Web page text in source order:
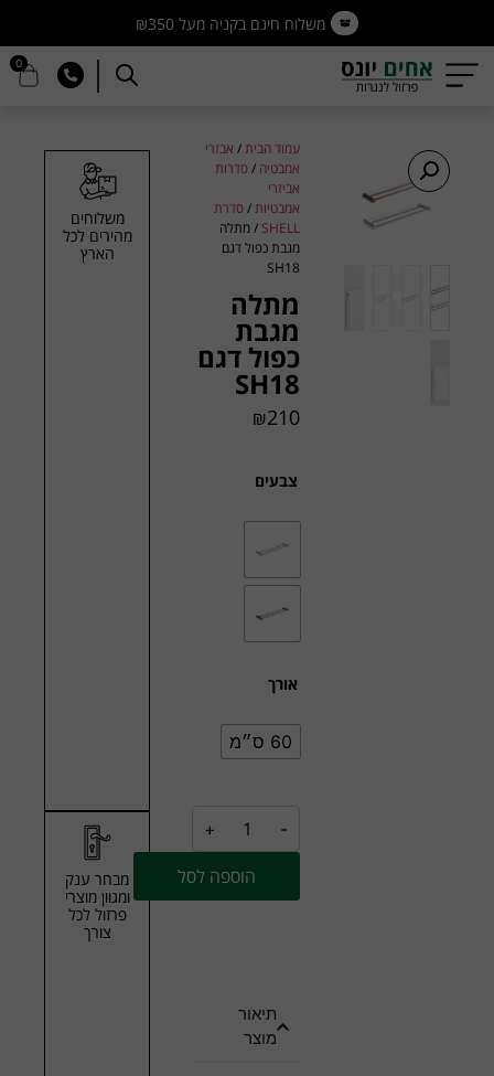
משלוח חינם בקניה מעל ₪350
0
משלוחים
מהירים לכל
הארץ
מבחר ענק
ומגוון מוצרי
פרזול לכל
צורך
עמוד הבית/ אבזרי
אמבטיה /סדרות
אביזרי
אמבטיות/סדרת
SHELL / מתלה
מגבת כפול דגם
SH18
מתלה
מגבת
כפול דגם
SH18
₪210
צבעים
אורך
60 ס״מ
-
+
הוספה לסל
תיאור
מוצר